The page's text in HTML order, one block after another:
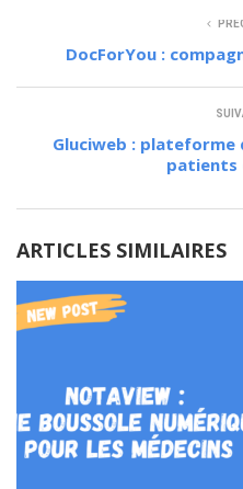
DocForYou :
Gluciweb : plateforme
patients
ARTICLES SIMILAIRES